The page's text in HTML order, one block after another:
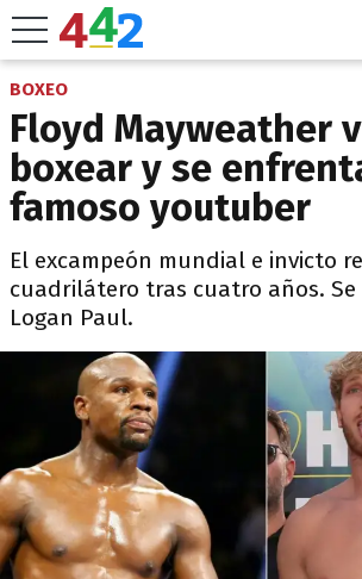
BOXEO
Floyd Mayweather
boxear y se
famoso youtuber
El excampeón mundial e invicto
cuadrilátero tras cuatro años.
Logan Paul.